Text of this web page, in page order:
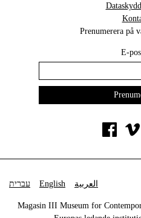
Prenumerera på
E-
עברית English العربية
Magasin III Museum for